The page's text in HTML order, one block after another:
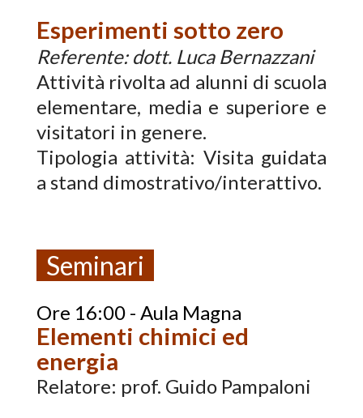
Esperimenti sotto zero
Referente: dott. Luca Bernazzani
Attività rivolta ad alunni di scuola
elementare, media e superiore e
visitatori in genere.
Tipologia attività: Visita guidata
a stand dimostrativo/interattivo.
Seminari
Ore 16:00 - Aula Magna
Elementi chimici ed
energia
Relatore: prof. Guido Pampaloni